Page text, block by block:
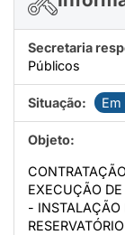
Secretaria
Públicos
Situação:
Objeto:
EXECUÇÃO DE
- INSTALAÇÃO